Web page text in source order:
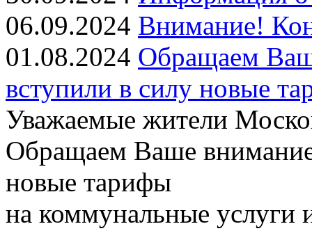
06.09.2024 Внимание!
01.08.2024 Обращаем
вступили в силу новые
Уважаемые жители
Обращаем Ваше
новые тарифы
на коммунальные услуги